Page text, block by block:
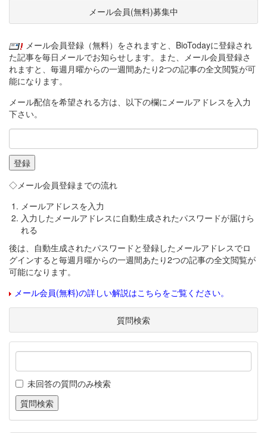
メール会員(無料)募集中
メール会員登録（無料）をされますと、BioTodayに登録され
た記事を毎日メールでお知らせします。また、メール会員登録さ
れますと、毎週月曜からの一週間あたり2つの記事の全文閲覧が可
能になります。
メール配信を希望される方は、以下の欄にメールアドレスを入力
下さい。
◇メール会員登録までの流れ
メールアドレスを入力
入力したメールアドレスに自動生成されたパスワードが届けら
れる
後は、自動生成されたパスワードと登録したメールアドレスでロ
グインすると毎週月曜からの一週間あたり2つの記事の全文閲覧が
可能になります。
メール会員(無料)の詳しい解説はこちらをご覧ください。
質問検索
未回答の質問のみ検索